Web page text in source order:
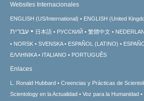
Websites Internacionales
ENGLISH (US/International) ENGLISH (United
עברית 日本語 РУССКИЙ 繁體中文
NORSK
SVENSKA ESPAÑOL (LATINO)
ΕΛΛΗΝΙΚA
ITALIANO PORTUGUÊS
Enlaces
L. Ronald Hubbard Creencias y Prácticas de
Scientology en la Actualidad
Voz para la Humanidad